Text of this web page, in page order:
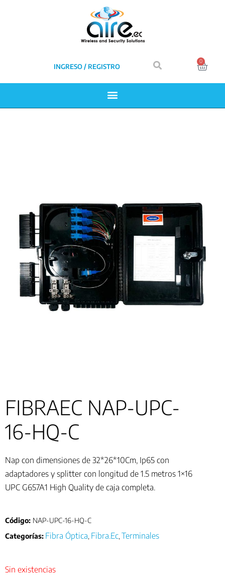
INGRESO / REGISTRO
0
FIBRAEC NAP-UPC-
16-HQ-C
Nap con dimensiones de 32*26*10Cm, Ip65 con
adaptadores y splitter con longitud de 1.5 metros 1×16
UPC G657A1 High Quality de caja completa.
Código: NAP-UPC-16-HQ-C
Categorías: Fibra Óptica Fibra.Ec Terminales
Sin existencias